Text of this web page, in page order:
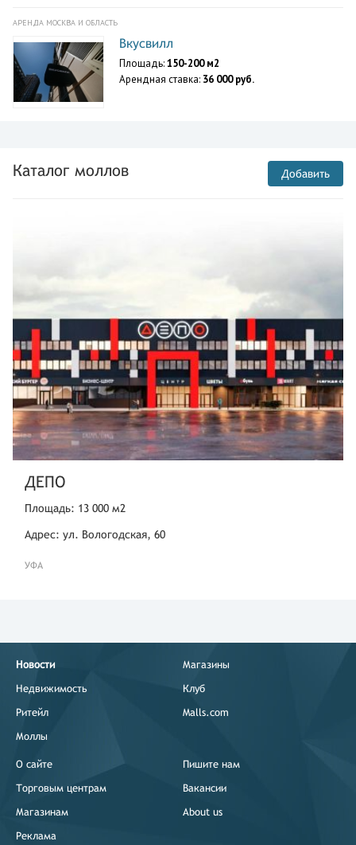
АРЕНДА МОСКВА И ОБЛАСТЬ
Вкусвилл
Площадь:150-200 м2
Арендная ставка: 36 000 руб.
Каталог моллов Добавить
ДЕПО
Площадь: 13 000 м2
Адрес: ул. Вологодская, 60
УФА
Новости
Недвижимость
Ритейл
Моллы
Магазины
Клуб
Malls.com
О сайте
Торговым центрам
Магазинам
Реклама
Пишите нам
Вакансии
About us